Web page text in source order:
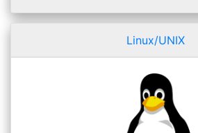
Linux/UNIX